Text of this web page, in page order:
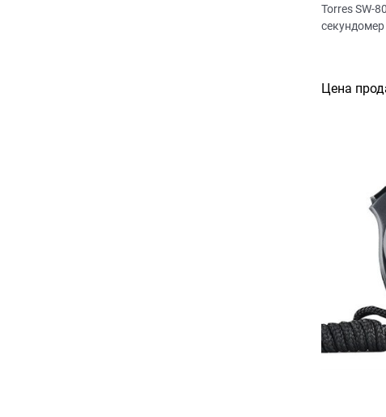
Torres SW-
секундомер
Цена